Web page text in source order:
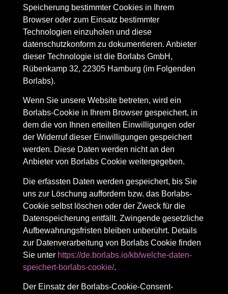
Speicherung bestimmter Cookies in Ihrem
Browser oder zum Einsatz bestimmter
Technologien einzuholen und diese
datenschutzkonform zu dokumentieren. Anbieter
dieser Technologie ist die Borlabs GmbH,
Rübenkamp 32, 22305 Hamburg (im Folgenden
Borlabs).
Wenn Sie unsere Website betreten, wird ein
Borlabs-Cookie in Ihrem Browser gespeichert, in
dem die von Ihnen erteilten Einwilligungen oder
der Widerruf dieser Einwilligungen gespeichert
werden. Diese Daten werden nicht an den
Anbieter von Borlabs Cookie weitergegeben.
Die erfassten Daten werden gespeichert, bis Sie
uns zur Löschung auffordern bzw. das Borlabs-
Cookie selbst löschen oder der Zweck für die
Datenspeicherung entfällt. Zwingende gesetzliche
Aufbewahrungsfristen bleiben unberührt. Details
zur Datenverarbeitung von Borlabs Cookie finden
Sie unter https://de.borlabs.io/kb/welche-daten-
speichert-borlabs-cookie/.
Der Einsatz der Borlabs-Cookie-Consent-